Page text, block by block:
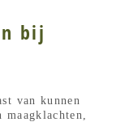
bij
van kunnen